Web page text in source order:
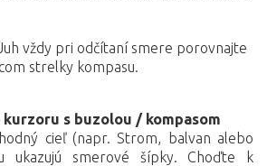
vždy pri odčítaní smere porovnajte
strelky kompasu.
kurzoru s buzolou / kompasom
cieľ (napr. Strom, balvan alebo
ukazujú smerové šípky. Choďte k